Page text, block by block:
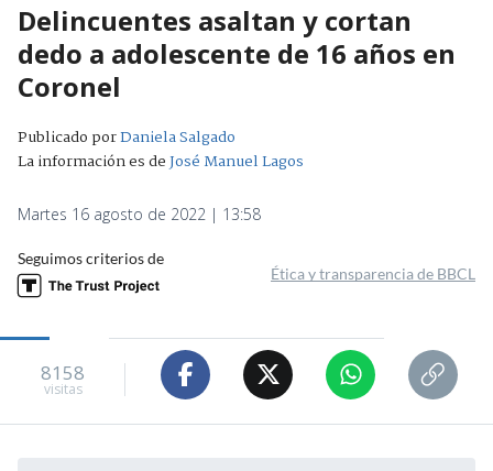
Delincuentes asaltan y cortan
dedo a adolescente de 16 años en
Coronel
Publicado porDaniela Salgado
La información es deJosé Manuel Lagos
Martes 16 agosto de 2022 | 13:58
Seguimos criterios de
Ética y transparencia de BBCL
8158
visitas